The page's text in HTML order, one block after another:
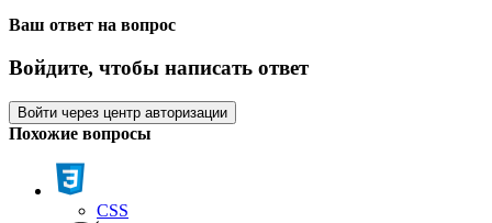
Ваш ответ на вопрос
Войдите, чтобы написать ответ
Войти через центр авторизации
Похожие вопросы
CSS